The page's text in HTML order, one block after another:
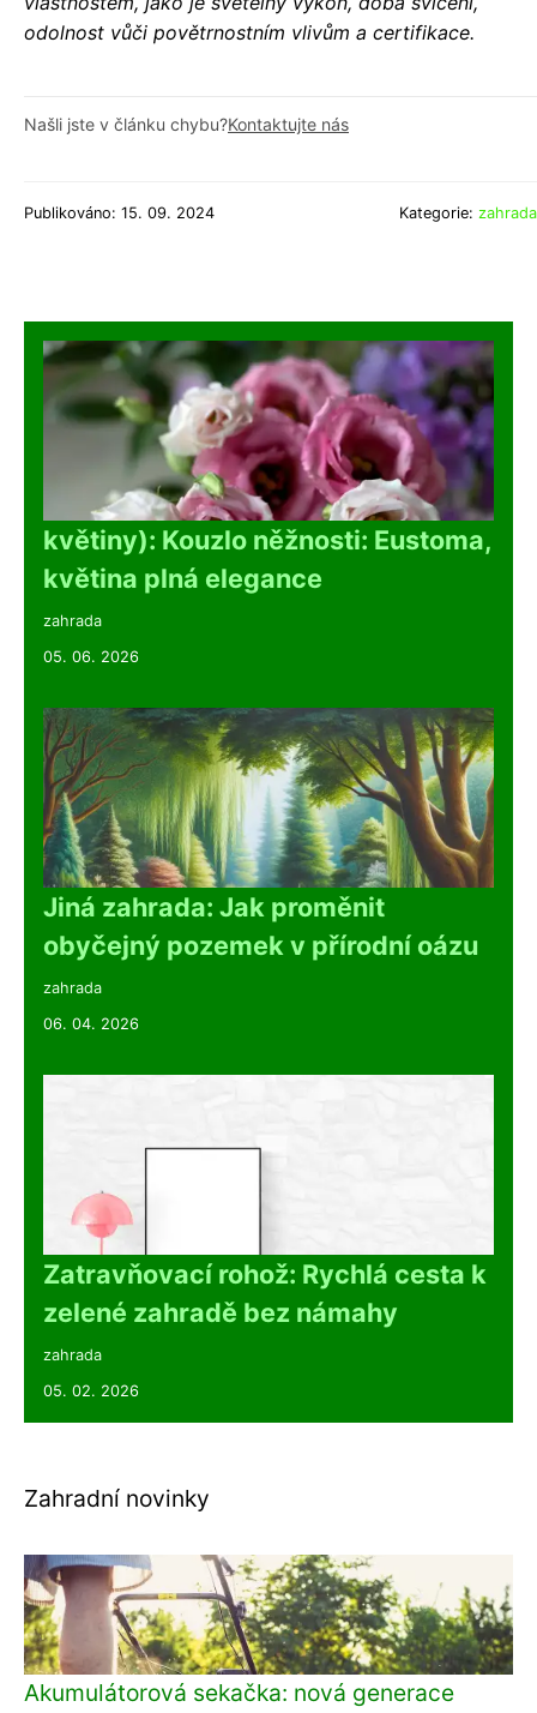
odolnost vůči povětrnostním vlivům a certifikace.
Našli jste v článku chybu?Kontaktujte nás
Publikováno: 15. 09. 2024 Kategorie: zahrada
květiny): Kouzlo něžnosti: Eustoma,
květina plná elegance
zahrada
05. 06. 2026
Jiná zahrada: Jak proměnit
obyčejný pozemek v přírodní oázu
zahrada
06. 04. 2026
Zatravňovací rohož: Rychlá cesta k
zelené zahradě bez námahy
zahrada
05. 02. 2026
Zahradní novinky
Akumulátorová sekačka: nová generace